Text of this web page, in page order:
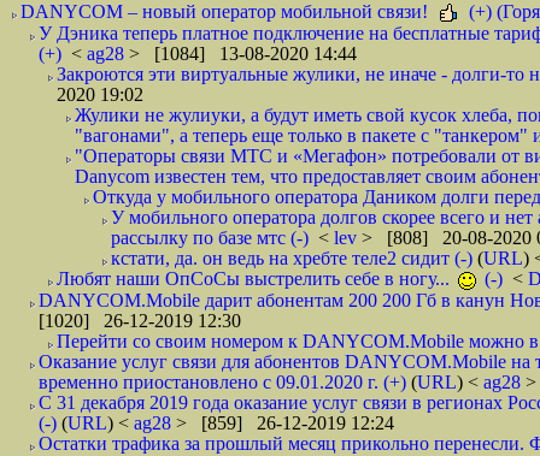
DANYCOM – новый оператор мобильной связи!
(+)
У Дэника теперь платное подключение на бесплатные
(+) < ag28 > [1084] 13-08-2020 14:44
Закроются эти виртуальные жулики, не иначе - долги-то
2020 19:02
Жулики не жулиуки, а будут иметь свой кусок хлеба,
"вагонами", а теперь еще только в пакете с
"Операторы связи МТС и «Мегафон» потребовали от
Danycom известен тем, что предоставляет своим
Откуда у мобильного оператора Даником долги
У мобильного оператора долгов скорее всего и
рассылку по базе мтс (-) < lev > [808] 20-08-2020
кстати, да. он ведь на хребте теле2 сидит (-) (URL)
Любят наши ОпСоСы выстрелить себе в ногу...
(-) <
DANYCOM.Mobile дарит абонентам 200 200 Гб в канун
[1020] 26-12-2019 12:30
Перейти со своим номером к DANYCOM.Mobile можно в
Оказание услуг связи для абонентов DANYCOM.Mobile
временно приостановлено с 09.01.2020 г. (+) (URL) < ag28 >
С 31 декабря 2019 года оказание услуг связи в регионах
(-) (URL) < ag28 > [859] 26-12-2019 12:24
Остатки трафика за прошлый месяц прикольно